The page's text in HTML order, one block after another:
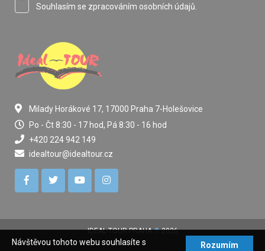
Rozumím
Návštěvou tohoto webu souhlasíte s
Souhlasím se zpracováním osobních údajů.
Milady Horákové 17, 17000 Praha 7-Holešovice
Po - Čt 8:30 - 17 hod, Pá 8:30 - 16 hod
+420 224 942 149
idealtour@idealtour.cz
IDEAL-TOUR PRAHA©2026